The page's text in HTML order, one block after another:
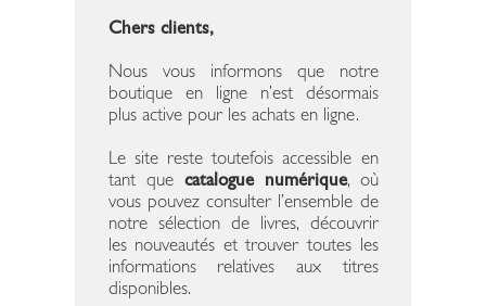
Chers clients,
Nous vous informons que notre
boutique en ligne n’est désormais
plus active pour les achats en ligne.
Le site reste toutefois accessible en
tant que catalogue numérique, où
vous pouvez consulter l’ensemble de
notre sélection de livres, découvrir
les nouveautés et trouver toutes les
informations relatives aux titres
disponibles.